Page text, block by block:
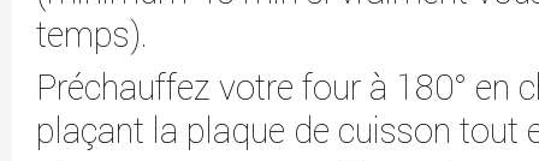
temps).
Préchauffez votre four à 180° en
plaçant la plaque de cuisson tout